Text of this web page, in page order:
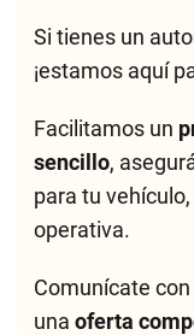
Si tienes un
¡estamos aquí
Facilitamos un
sencillo,
para tu
operativa.
Comunícate
unaoferta